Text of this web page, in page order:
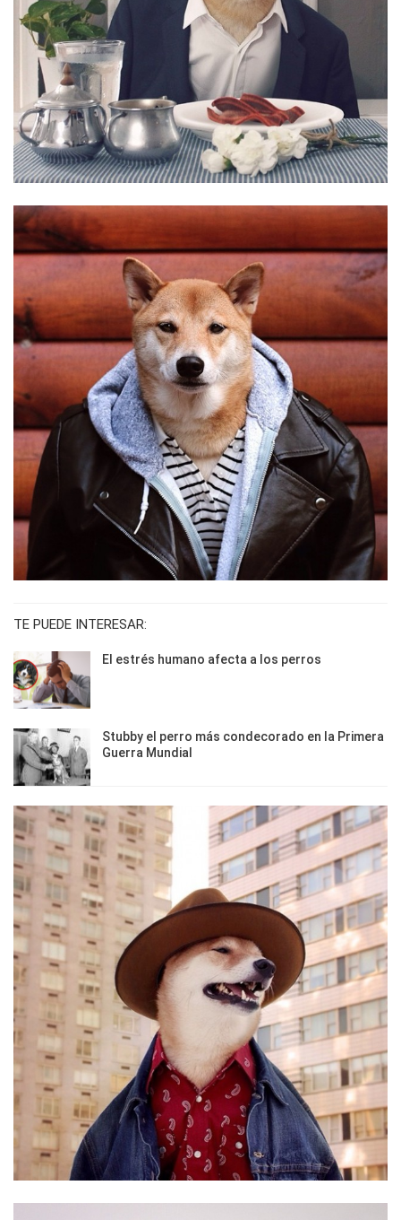
TE PUEDE INTERESAR:
El estrés humano afecta a los perros
Stubby el perro más condecorado en la Primera
Guerra Mundial